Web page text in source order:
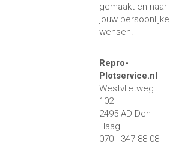
gemaakt en naar
jouw persoonlijke
wensen.
Repro-
Plotservice.nl
Westvlietweg
102
2495 AD Den
Haag
070 - 347 88 08